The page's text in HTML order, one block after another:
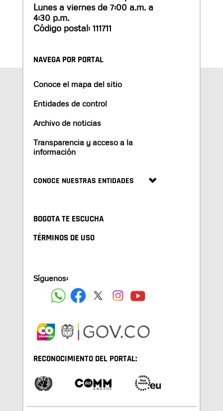
Lunes a viernes de 7:00 a.m. a
4:30 p.m.
Código postal: 111711
NAVEGA POR PORTAL
Conoce el mapa del sitio
Entidades de control
Archivo de noticias
Transparencia y acceso a la
información
CONOCE NUESTRAS ENTIDADES
BOGOTA TE ESCUCHA
TÉRMINOS DE USO
Síguenos:
RECONOCIMIENTO DEL PORTAL: